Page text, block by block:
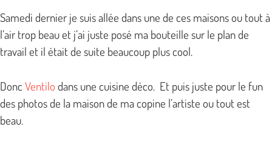
Samedi dernier je suis allée dans une de ces maisons ou tout à
l’air trop beau et j’ai juste posé ma bouteille sur le plan de
travail et il était de suite beaucoup plus cool.
DoncVentilo dans une cuisine déco. Et puis juste pour le fun
des photos de la maison de ma copine l’artiste ou tout est
beau.